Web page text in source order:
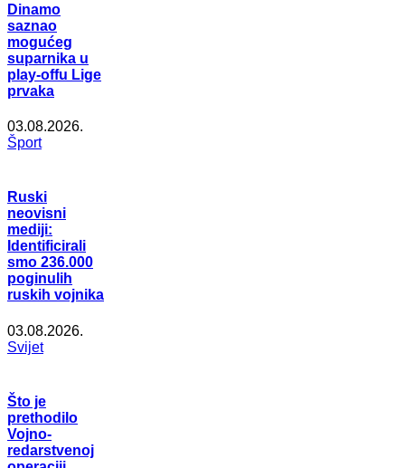
Dinamo
saznao
mogućeg
suparnika u
play-offu Lige
prvaka
03.08.2026.
Šport
Ruski
neovisni
mediji:
Identificirali
smo 236.000
poginulih
ruskih vojnika
03.08.2026.
Svijet
Što je
prethodilo
Vojno-
redarstvenoj